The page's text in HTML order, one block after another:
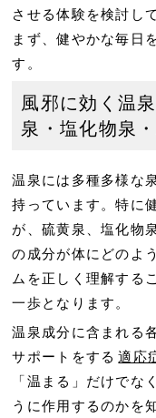
させる体験を検討し
まず、健やかな毎日
す。
風邪に効く温
泉・塩化物泉
温泉には多種多様な
持っています。特に
が、硫黄泉、塩化物
の成分が体にどのよ
ムを正しく理解する
一歩となります。
温泉成分に含まれる
サポートをする 適応
「温まる」だけでな
うに作用するのかを